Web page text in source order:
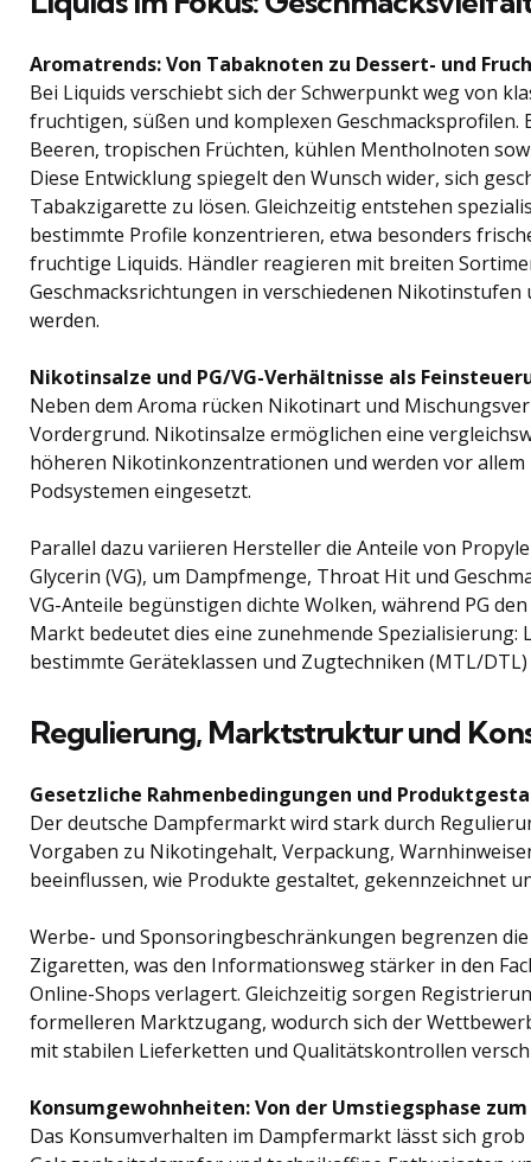
Aromatrends: Von Tabaknoten zu Dessert- und
Bei Liquids verschiebt sich der Schwerpunkt weg von
fruchtigen, süßen und komplexen Geschmacksprofilen.
Beeren, tropischen Früchten, kühlen Mentholnoten
Diese Entwicklung spiegelt den Wunsch wider, sich
Tabakzigarette zu lösen. Gleichzeitig entstehen
bestimmte Profile konzentrieren, etwa besonders
fruchtige Liquids. Händler reagieren mit breiten
Geschmacksrichtungen in verschiedenen
werden.
Nikotinsalze und PG/VG-Verhältnisse als
Neben dem Aroma rücken Nikotinart und
Vordergrund. Nikotinsalze ermöglichen eine
höheren Nikotinkonzentrationen und werden vor allem
Podsystemen eingesetzt.
Parallel dazu variieren Hersteller die Anteile von
Glycerin (VG), um Dampfmenge, Throat Hit und
VG-Anteile begünstigen dichte Wolken, während PG
Markt bedeutet dies eine zunehmende Spezialisierung:
bestimmte Geräteklassen und Zugtechniken (MTL/
Regulierung, Marktstruktur und
Gesetzliche Rahmenbedingungen und
Der deutsche Dampfermarkt wird stark durch
Vorgaben zu Nikotingehalt, Verpackung,
beeinflussen, wie Produkte gestaltet, gekennzeichnet
Werbe- und Sponsoringbeschränkungen begrenzen
Zigaretten, was den Informationsweg stärker in den
Online-Shops verlagert. Gleichzeitig sorgen
formelleren Marktzugang, wodurch sich der
mit stabilen Lieferketten und Qualitätskontrollen
Konsumgewohnheiten: Von der Umstiegsphase
Das Konsumverhalten im Dampfermarkt lässt sich